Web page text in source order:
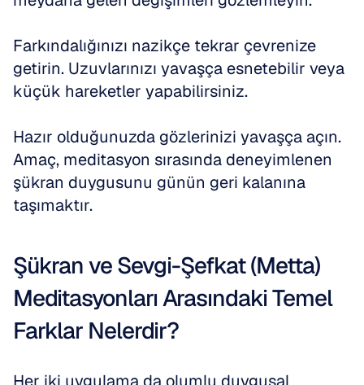
Farkındalığınızı nazikçe tekrar çevrenize
getirin. Uzuvlarınızı yavaşça esnetebilir veya
küçük hareketler yapabilirsiniz.
Hazır olduğunuzda gözlerinizi yavaşça açın.
Amaç, meditasyon sırasında deneyimlenen
şükran duygusunu günün geri kalanına
taşımaktır.
Şükran ve Sevgi-Şefkat (Metta)
Meditasyonları Arasındaki Temel
Farklar Nelerdir?